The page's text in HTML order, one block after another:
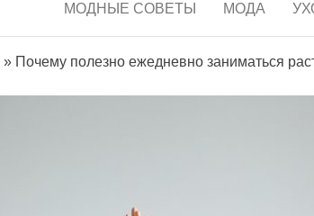
МОДНЫЕ СОВЕТЫ МОДА
» Почему полезно ежедневно заниматься